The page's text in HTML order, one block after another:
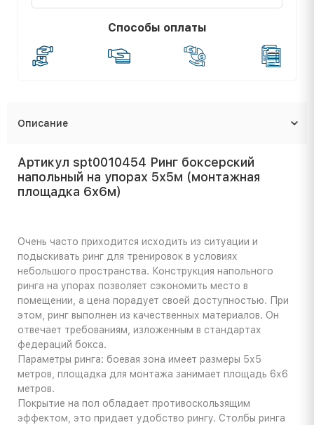
Способы оплаты
Описание
Артикул spt0010454 Ринг боксерский
напольный на упорах 5х5м (монтажная
площадка 6х6м)
Очень часто приходится исходить из ситуации и
подыскивать ринг для тренировок в условиях
небольшого пространства. Конструкция напольного
ринга на упорах позволяет сэкономить место в
помещении, а цена порадует своей доступностью. При
этом, ринг выполнен из качественных материалов. Он
отвечает требованиям, изложенным в стандартах
федераций бокса.
Параметры ринга: боевая зона имеет размеры 5х5
метров, площадка для монтажа занимает площадь 6х6
метров.
Покрытие на пол обладает противоскользящим
эффектом, это придает удобство рингу. Столбы ринга